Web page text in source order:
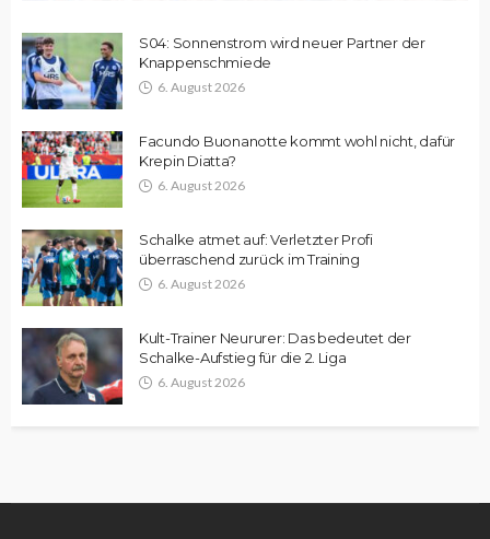
S04: Sonnenstrom wird neuer Partner der
Knappenschmiede
6. August 2026
Facundo Buonanotte kommt wohl nicht, dafür
Krepin Diatta?
6. August 2026
Schalke atmet auf: Verletzter Profi
überraschend zurück im Training
6. August 2026
Kult-Trainer Neururer: Das bedeutet der
Schalke-Aufstieg für die 2. Liga
6. August 2026